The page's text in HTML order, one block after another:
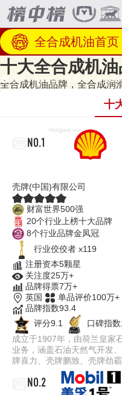
全合成机油首页
十大全合成机
全合成机油品牌，全合成润
大品牌榜单和著名全合成机油
间：2026年07月27日（每月更
首页 > 车/出行 > 车用品 > 全合成
十
NO.1
壳牌(中国)有限公司
财富世界500强
20个行业上榜十大品牌
8个行业品牌金凤冠
行业佼佼者 x119
注册资本5颗星
关注度25万+
品牌得票7万+
英国
单品评价100万+
品牌指数93.4
评分9.1
口碑指
成立于1907年，由荷兰皇家
业务，涵盖石油天然气开发
牌喜力、壳牌鹏致、壳牌劲
NO.2